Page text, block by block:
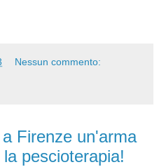
Nessun commento:
Firenze un'arma
pescioterapia!